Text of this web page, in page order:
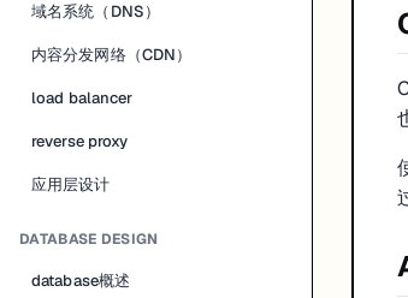
域名系统（DNS）
内容分发网络（CDN）
load balancer
reverse proxy
应用层设计
DATABASE DESIGN
database概述